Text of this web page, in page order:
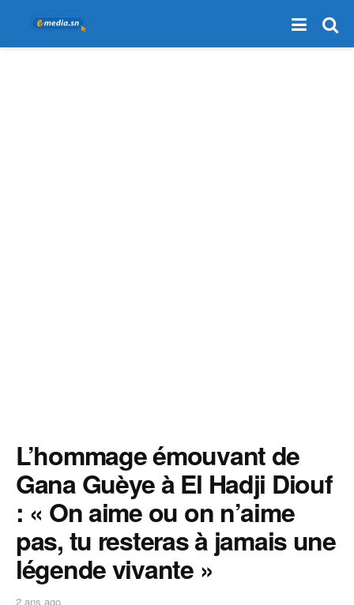
L’hommage émouvant de
Gana Guèye à El Hadji Diouf
: « On aime ou on n’aime
pas, tu resteras à jamais une
légende vivante »
2 ans ago